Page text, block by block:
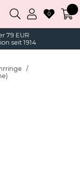
79 EUR
seit 1914
0